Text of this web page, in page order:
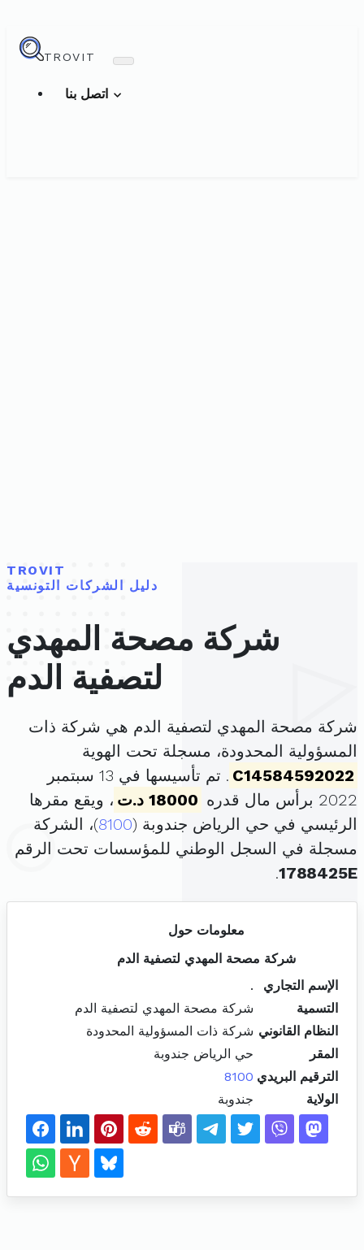
TROVIT
TROVIT
دليل الشركات التونسية
شركة مصحة المهدي
لتصفية الدم
شركة مصحة المهدي لتصفية الدم هي شركة ذات
المسؤولية المحدودة، مسجلة تحت الهوية
C14584592022
. تم تأسيسها في 13 سبتمبر
2022 برأس مال قدره
18000 د.ت
، ويقع مقرها
الرئيسي في حي الرياض جندوبة (8100)، الشركة
مسجلة في السجل الوطني للمؤسسات تحت الرقم
1788425E
.
معلومات حول
شركة مصحة المهدي لتصفية الدم
الإسم التجاري
.
التسمية
شركة مصحة المهدي لتصفية الدم
النظام القانوني شركة ذات المسؤولية المحدودة
المقر
حي الرياض جندوبة
الترقيم البريدي 8100
الولاية
جندوبة